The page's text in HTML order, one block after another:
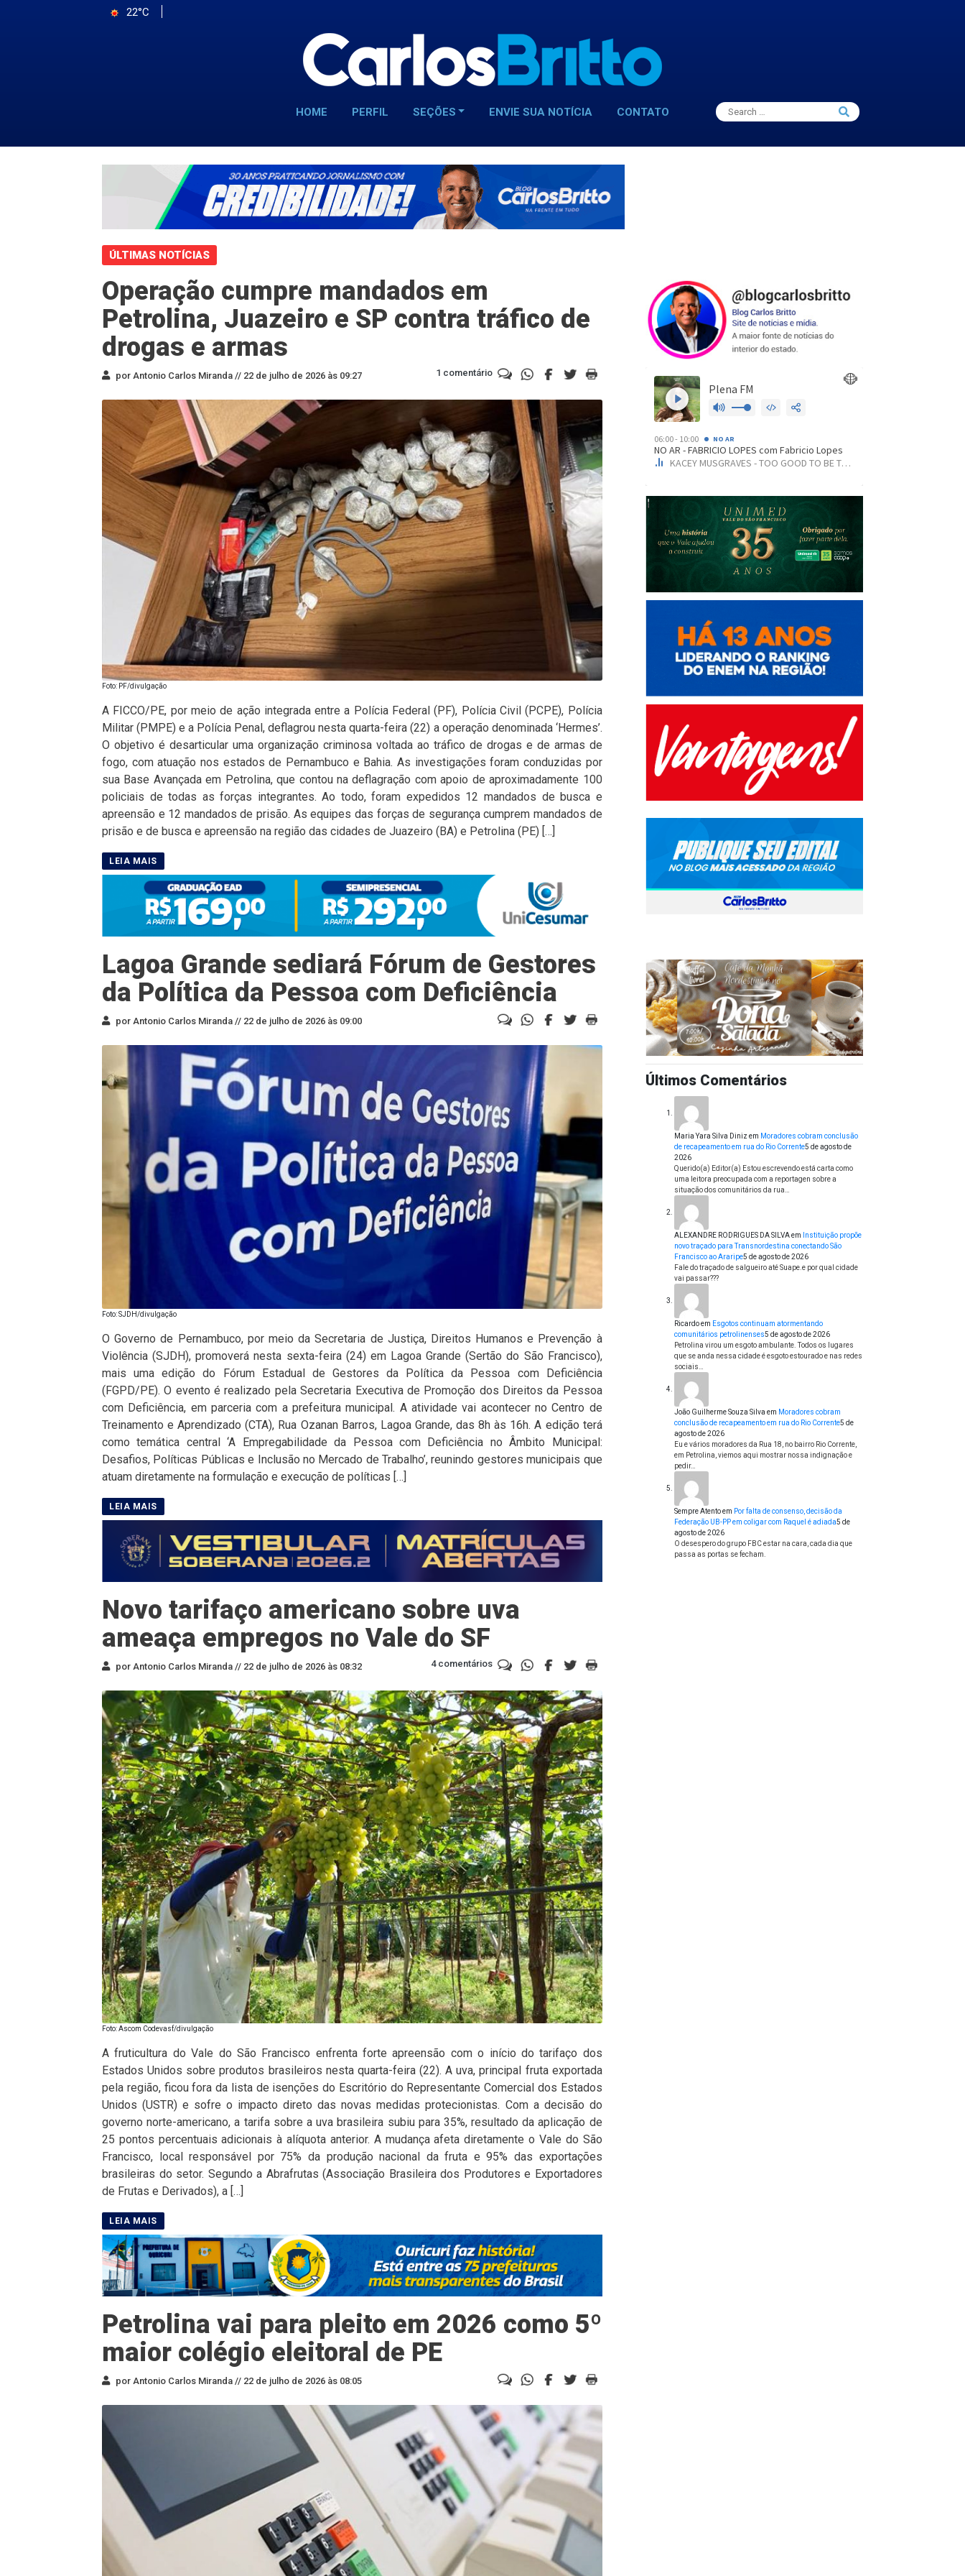
22°C
HOME PERFIL SEÇÕES ENVIE SUA NOTÍCIA CONTATO
Search
for:
Search
ÚLTIMAS NOTÍCIAS
Operação cumpre mandados em
Petrolina, Juazeiro e SP contra tráfico de
drogas e armas
por Antonio Carlos Miranda // 22 de julho de 2026 às 09:27 1 comentário
Foto: PF/divulgação
A FICCO/PE, por meio de ação integrada entre a Polícia Federal (PF), Polícia Civil (PCPE), Polícia
Militar (PMPE) e a Polícia Penal, deflagrou nesta quarta-feira (22) a operação denominada ‘Hermes’.
O objetivo é desarticular uma organização criminosa voltada ao tráfico de drogas e de armas de
fogo, com atuação nos estados de Pernambuco e Bahia. As investigações foram conduzidas por
sua Base Avançada em Petrolina, que contou na deflagração com apoio de aproximadamente 100
policiais de todas as forças integrantes. Ao todo, foram expedidos 12 mandados de busca e
apreensão e 12 mandados de prisão. As equipes das forças de segurança cumprem mandados de
prisão e de busca e apreensão na região das cidades de Juazeiro (BA) e Petrolina (PE) […]
Lagoa Grande sediará Fórum de Gestores
da Política da Pessoa com Deficiência
por Antonio Carlos Miranda // 22 de julho de 2026 às 09:00
Foto: SJDH/divulgação
O Governo de Pernambuco, por meio da Secretaria de Justiça, Direitos Humanos e Prevenção à
Violência (SJDH), promoverá nesta sexta-feira (24) em Lagoa Grande (Sertão do São Francisco),
mais uma edição do Fórum Estadual de Gestores da Política da Pessoa com Deficiência
(FGPD/PE). O evento é realizado pela Secretaria Executiva de Promoção dos Direitos da Pessoa
com Deficiência, em parceria com a prefeitura municipal. A atividade vai acontecer no Centro de
Treinamento e Aprendizado (CTA), Rua Ozanan Barros, Lagoa Grande, das 8h às 16h. A edição terá
como temática central ‘A Empregabilidade da Pessoa com Deficiência no Âmbito Municipal:
Desafios, Políticas Públicas e Inclusão no Mercado de Trabalho’, reunindo gestores municipais que
atuam diretamente na formulação e execução de políticas […]
Novo tarifaço americano sobre uva
ameaça empregos no Vale do SF
por Antonio Carlos Miranda // 22 de julho de 2026 às 08:32 4 comentários
Foto: Ascom Codevasf/divulgação
A fruticultura do Vale do São Francisco enfrenta forte apreensão com o início do tarifaço dos
Estados Unidos sobre produtos brasileiros nesta quarta-feira (22). A uva, principal fruta exportada
pela região, ficou fora da lista de isenções do Escritório do Representante Comercial dos Estados
Unidos (USTR) e sofre o impacto direto das novas medidas protecionistas. Com a decisão do
governo norte-americano, a tarifa sobre a uva brasileira subiu para 35%, resultado da aplicação de
25 pontos percentuais adicionais à alíquota anterior. A mudança afeta diretamente o Vale do São
Francisco, local responsável por 75% da produção nacional da fruta e 95% das exportações
brasileiras do setor. Segundo a Abrafrutas (Associação Brasileira dos Produtores e Exportadores
de Frutas e Derivados), a […]
Petrolina vai para pleito em 2026 como 5º
maior colégio eleitoral de PE
por Antonio Carlos Miranda // 22 de julho de 2026 às 08:05
Últimos Comentários
Maria Yara Silva Diniz em Moradores cobram conclusão
de recapeamento em rua do Rio Corrente5 de agosto de
2026
Querido(a) Editor(a) Estou escrevendo está carta como
uma leitora preocupada com a reportagen sobre a
situação dos comunitários da rua…
ALEXANDRE RODRIGUES DA SILVAem
Instituição propõe
novo traçado para Transnordestina conectando São
Francisco ao Araripe5 de agosto de 2026
Fale do traçado de salgueiro até Suape.e por qual cidade
vai passar???
Ricardoem Esgotos continuam atormentando
comunitários petrolinenses5 de agosto de 2026
Petrolina virou um esgoto ambulante. Todos os lugares
que se anda nessa cidade é esgoto estourado e nas redes
sociais…
João Guilherme Souza Silva em Moradores cobram
conclusão de recapeamento em rua do Rio Corrente5 de
agosto de 2026
Eu e vários moradores da Rua 18, no bairro Rio Corrente,
em Petrolina, viemos aqui mostrar nossa indignação e
pedir…
Sempre Atentoem Por falta de consenso, decisão da
Federação UB-PP em coligar com Raquel é adiada5 de
agosto de 2026
O desespero do grupo FBC estar na cara, cada dia que
passa as portas se fecham.